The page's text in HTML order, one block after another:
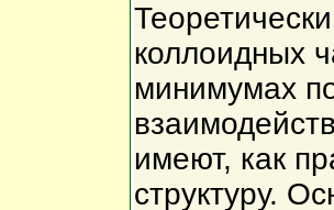
коллоидных
минимумах
имеют, как
структуру.